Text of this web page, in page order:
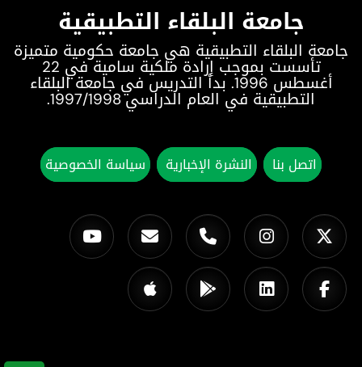
جامعة البلقاء التطبيقية
جامعة البلقاء التطبيقية هي جامعة حكومية متميزة
تأسست بموجب إرادة ملكية سامية في 22
أغسطس 1996. بدأ التدريس في جامعة البلقاء
التطبيقية في العام الدراسي 1997/1998.
اتصل بنا النشرة الإخبارية سياسة الخصوصية